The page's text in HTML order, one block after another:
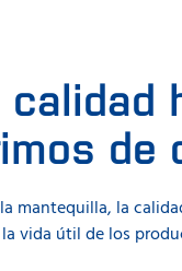
de
mantequilla, la
vida útil de los